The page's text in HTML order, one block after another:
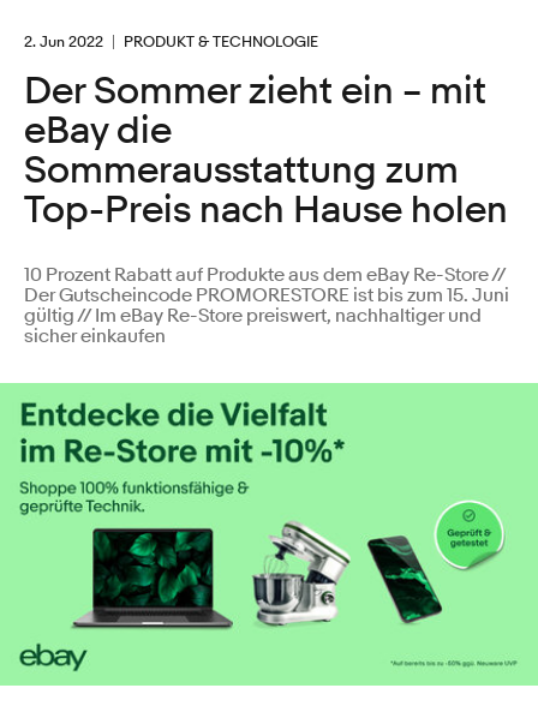
2. Jun 2022 PRODUKT & TECHNOLOGIE
Der Sommer zieht ein – mit
eBay die
Sommerausstattung zum
Top-Preis nach Hause holen
10 Prozent Rabatt auf Produkte aus dem eBay Re-Store //
Der Gutscheincode PROMORESTORE ist bis zum 15. Juni
gültig // Im eBay Re-Store preiswert, nachhaltiger und
sicher einkaufen